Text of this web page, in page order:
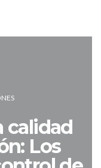
calidad
Los